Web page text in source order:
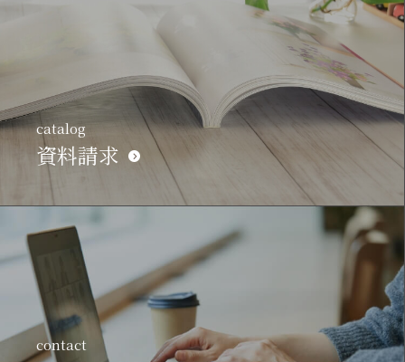
catalog
資料請求
contact